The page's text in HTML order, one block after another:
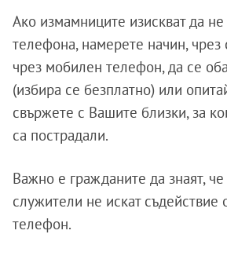
Ако измамниците изискват да не
телефона, намерете начин, чрез
чрез мобилен телефон, да се
(избира се безплатно) или
свържете с Вашите близки, за
са пострадали.
Важно е гражданите да знаят,
служители не искат съдействие
телефон.